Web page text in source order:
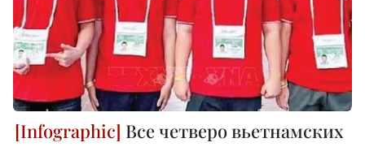
Все четверо вьетнамских